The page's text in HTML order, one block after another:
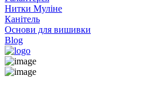
Нитки Муліне
Канітель
Основи для вишивки
Blog